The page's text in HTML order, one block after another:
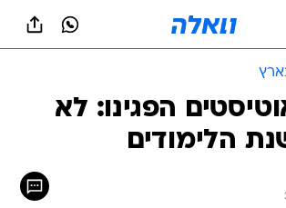
הפגינו: לא
הלימודים